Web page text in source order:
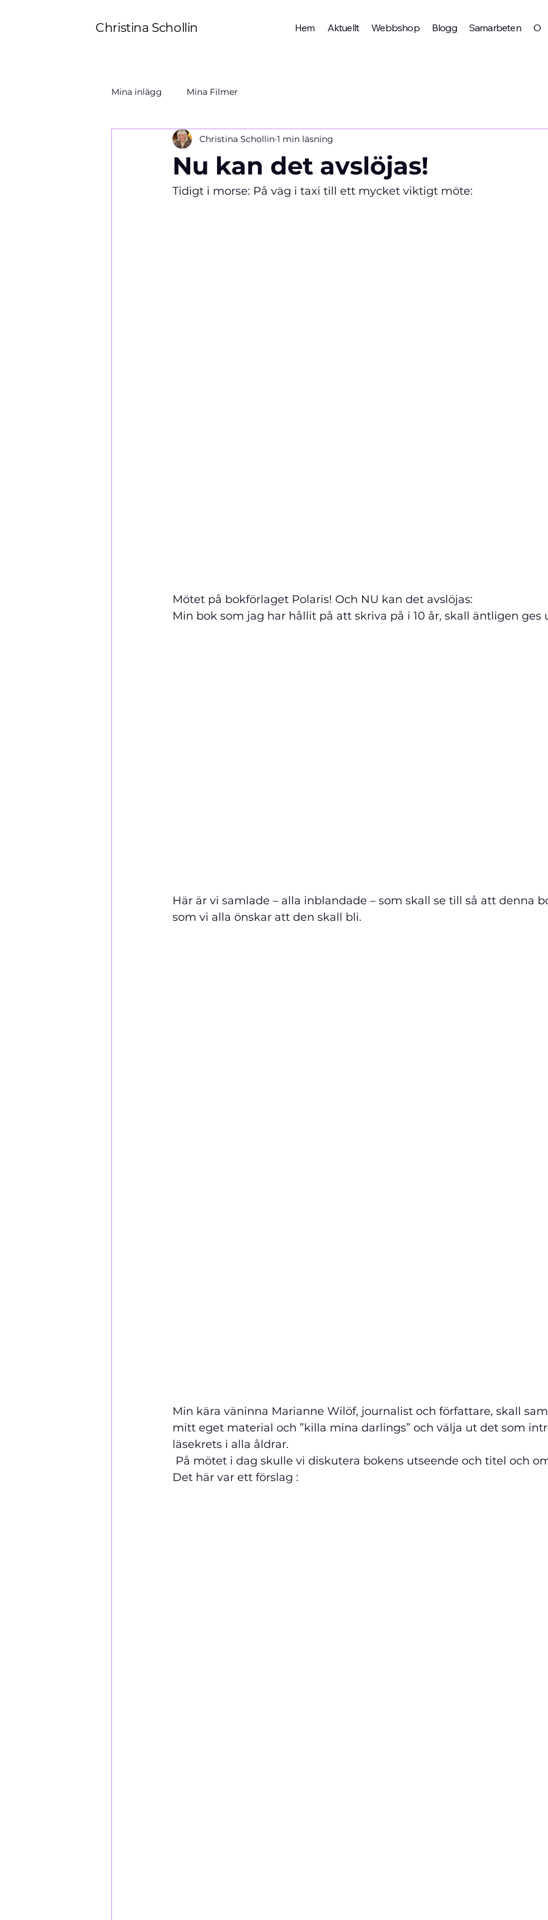
Christina Schollin Hem Aktuellt Webbshop Blogg Samarbeten
Mina inlägg Mina Filmer
Nu kan det avslöjas!
Christina Schollin 1 min läsning
Tidigt i morse: På väg i taxi till ett mycket viktigt möte:
Mötet på bokförlaget Polaris! Och NU kan det avslöjas:
Min bok som jag har hållit på att skriva på i 10 år, skall äntligen ges
Här är vi samlade – alla inblandade – som skall se till så att denna
som vi alla önskar att den skall bli.
Min kära väninna Marianne Wilöf, journalist och författare, skall
mitt eget material och ”killa mina darlings” och välja ut det som
läsekrets i alla åldrar.
Det här var ett förslag :